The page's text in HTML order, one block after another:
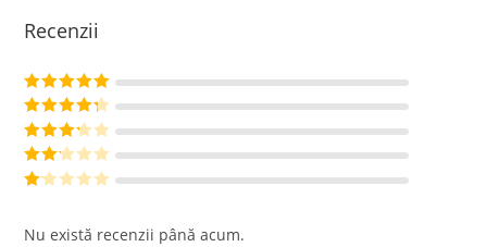
Recenzii
Evaluat la5
din 5
Evaluat la
4din 5
Evaluat
la3din
Evalu
Nu există recenzii până acum.